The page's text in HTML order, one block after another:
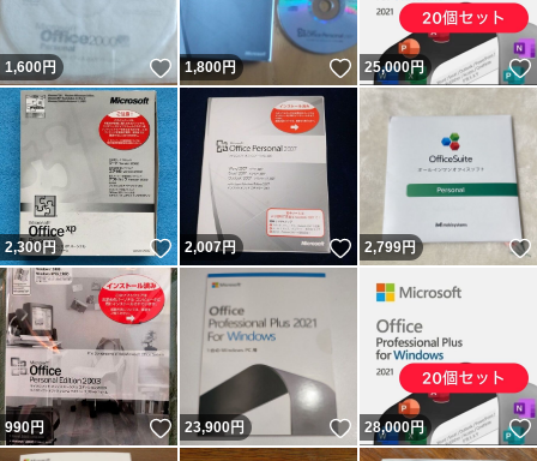
1,600円 いいね！
1,800円 いいね！
25,000円
2,300円 いいね！
2,007円 いいね！
2,799円
990円 いいね！
23,900円 いいね！
28,000円